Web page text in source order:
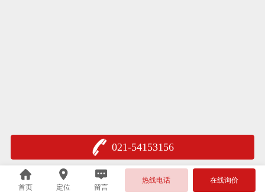
021-54153156
首页 定位 留言
热线电话 在线询价